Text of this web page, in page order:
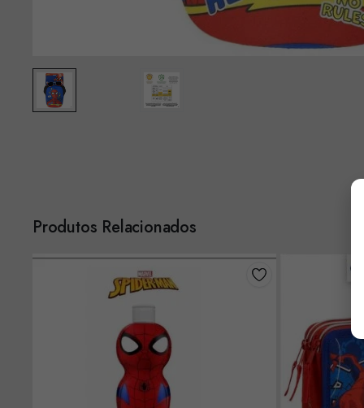
Produtos Relacionados